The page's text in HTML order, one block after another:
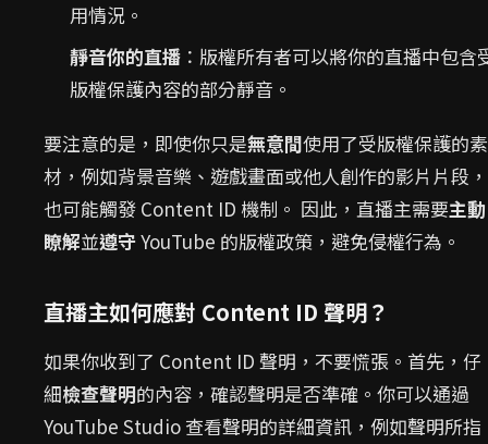
用情況。
靜音你的直播 ：版權所有者可以將你的直播中包含
版權保護內容的部分靜音。
要注意的是，即使你只是無意間使用了受版權保護的素
材，例如背景音樂、遊戲畫面或他人創作的影片片段，
也可能觸發 Content ID 機制。 因此，直播主需要主動
瞭解並遵守YouTube 的版權政策，避免侵權行為。
直播主如何應對 Content ID 聲明？
如果你收到了 Content ID 聲明，不要慌張。首先，仔
細檢查聲明的內容，確認聲明是否準確。你可以通過
YouTube Studio 查看聲明的詳細資訊，例如聲明所指